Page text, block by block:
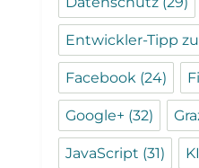
Entwickler-Tipp
Facebook (24)
Google+ (32)
JavaScript (31) KI